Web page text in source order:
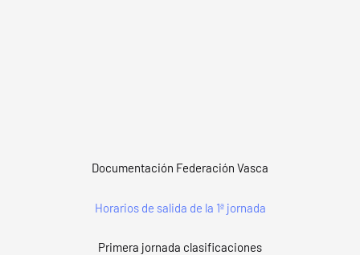
Documentación Federación Vasca
Horarios de salida de la 1ª jornada
Primera jornada clasificaciones